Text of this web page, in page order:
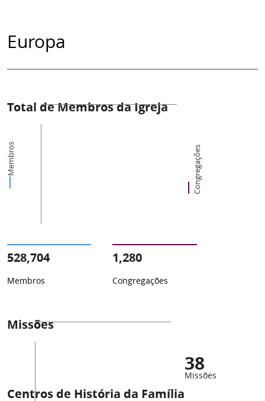
Europa
Total de Membros da Igreja
Membros Congregações
528,704
Membros
1,280
Congregações
Missões
38
Missões
Centros de História da Família